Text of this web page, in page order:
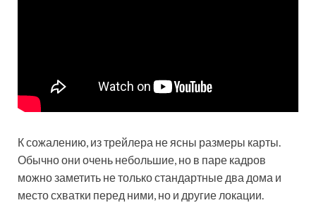
Ксожалению, из трейлера не ясны размеры карты.
Обычно они очень небольшие, но в паре кадров
можно заметить не только стандартные два дома и
место схватки перед ними, но и другие локации.